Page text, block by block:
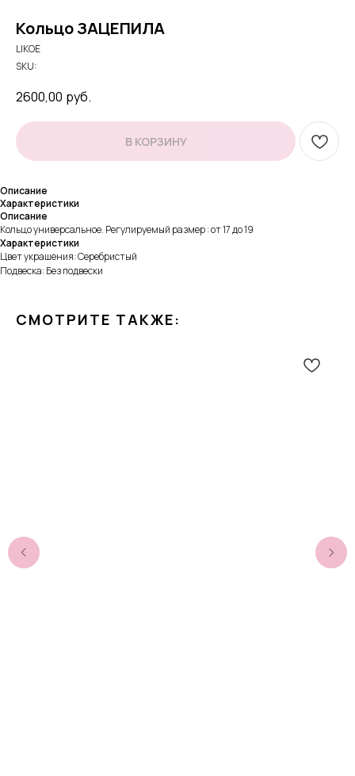
Кольцо ЗАЦЕПИЛА
LIKOE
SKU:
2600,00 руб.
В КОРЗИНУ
Описание
Характеристики
Описание
Кольцо универсальное. Регулируемый размер : от 17 до 19
Характеристики
Цвет украшения: Серебристый
Подвеска: Без подвески
СМОТРИТЕ ТАКЖЕ: